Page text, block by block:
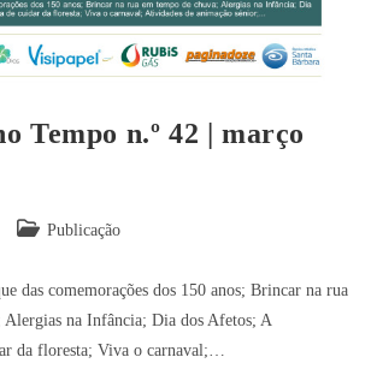
Tempo n.º 42 | março
Publicação
das comemorações dos 150 anos; Brincar na rua
Alergias na Infância; Dia dos Afetos; A
da floresta; Viva o carnaval;…